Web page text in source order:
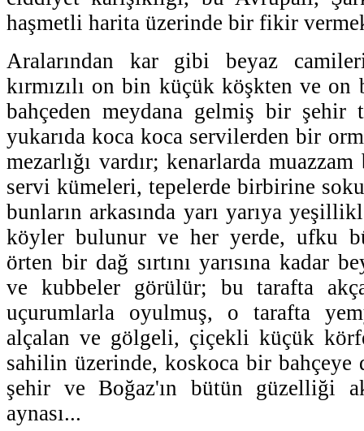
haşmetli harita üzerinde bir fikir
Aralarından kar gibi beyaz
kırmızılı on bin küçük köşkten ve
bahçeden meydana gelmiş bir şehir
yukarıda koca koca servilerden bir
mezarlığı vardır; kenarlarda
servi kümeleri, tepelerde birbirine
bunların arkasında yarı yarıya
köyler bulunur ve her yerde, ufku
örten bir dağ sırtını yarısına kadar
ve kubbeler görülür; bu tarafta
uçurumlarla oyulmuş, o tarafta
alçalan ve gölgeli, çiçekli küçük
sahilin üzerinde, koskoca bir bahçeye
şehir ve Boğaz'ın bütün güzelliği
aynası...